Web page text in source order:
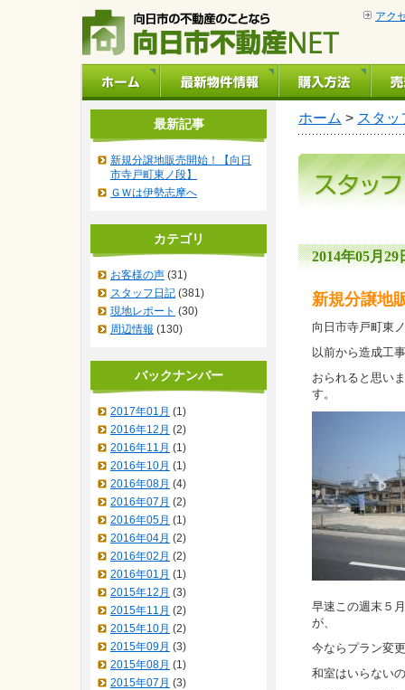
アク
ホーム > スタッ
2014年05月29
新規分譲地
向日市寺戸町東
以前から造成工
おられると思い
す。
早速この週末５
が、
今ならプラン変
和室はいらない
最新記事
新規分譲地販売開始！【向日
市寺戸町東ノ段】
ＧＷは伊勢志摩へ
カテゴリ
お客様の声 (31)
スタッフ日記 (381)
現地レポート (30)
周辺情報 (130)
バックナンバー
2017年01月 (1)
2016年12月 (2)
2016年11月 (1)
2016年10月 (1)
2016年08月 (4)
2016年07月 (2)
2016年05月 (1)
2016年04月 (2)
2016年02月 (2)
2016年01月 (1)
2015年12月 (3)
2015年11月 (2)
2015年10月 (2)
2015年09月 (3)
2015年08月 (1)
2015年07月 (3)